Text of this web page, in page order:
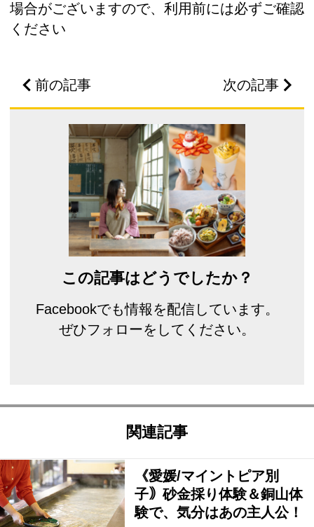
場合がございますので、利用前には必ずご確認
ください
前の記事 次の記事
この記事はどうでしたか？
Facebookでも情報を配信しています。
ぜひフォローをしてください。
関連記事
《愛媛/マイントピア別
子｠砂金採り体験＆銅山体
験で、気分はあの主人公！